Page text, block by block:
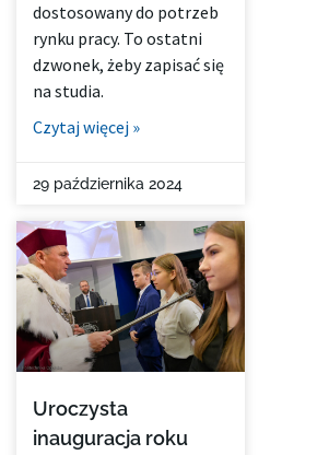
dostosowany do potrzeb
rynku pracy. To ostatni
dzwonek, żeby zapisać się
na studia.
Czytaj więcej »
29 października 2024
Uroczysta
inauguracja roku